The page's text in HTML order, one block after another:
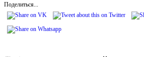
Поделиться...